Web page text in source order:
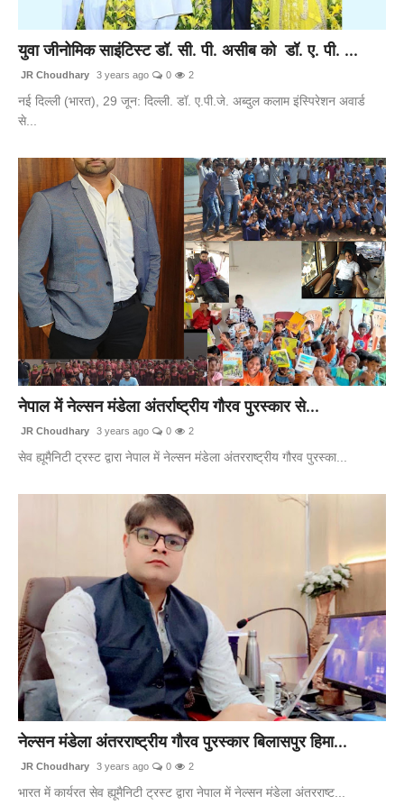
युवा जीनोमिक साइंटिस्ट डॉ. सी. पी. असीब को डॉ. ए. पी. ...
JR Choudhary 3 years ago 0 2
नई दिल्ली (भारत), 29 जून: दिल्ली. डॉ. ए.पी.जे. अब्दुल कलाम इंस्पिरेशन अवार्ड
से...
नेपाल में नेल्सन मंडेला अंतर्राष्ट्रीय गौरव पुरस्कार से...
JR Choudhary 3 years ago 0 2
सेव ह्यूमैनिटी ट्रस्ट द्वारा नेपाल में नेल्सन मंडेला अंतरराष्ट्रीय गौरव पुरस्का...
नेल्सन मंडेला अंतरराष्ट्रीय गौरव पुरस्कार बिलासपुर हिमा...
JR Choudhary 3 years ago 0 2
भारत में कार्यरत सेव ह्यूमैनिटी ट्रस्ट द्वारा नेपाल में नेल्सन मंडेला अंतरराष्ट...